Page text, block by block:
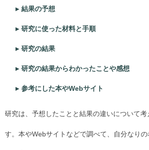
結果の予想
研究に使った材料と手順
研究の結果
研究の結果からわかったことや感想
参考にした本やWebサイト
研究は、予想したことと結果の違いについて
す。本やWebサイトなどで調べて、自分なり